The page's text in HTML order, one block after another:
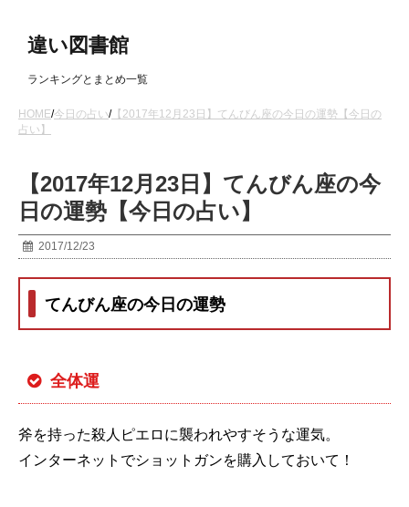
違い図書館
ランキングとまとめ一覧
HOME/今日の占い/【2017年12月23日】てんびん座の今日の運勢【今日の
占い】
【2017年12月23日】てんびん座の今
日の運勢【今日の占い】
2017/12/23
てんびん座の今日の運勢
全体運
斧を持った殺人ピエロに襲われやすそうな運気。
インターネットでショットガンを購入しておいて！